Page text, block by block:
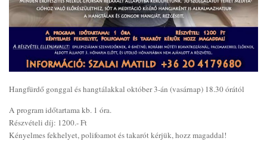
Hangfürdő gonggal és hangtálakkal október 3-án (vasárnap) 18.30 órától
A program időtartama kb. 1 óra.
Részvételi díj: 1200.- Ft
Kényelmes fekhelyet, polifoamot és takarót kérjük, hozz magaddal!